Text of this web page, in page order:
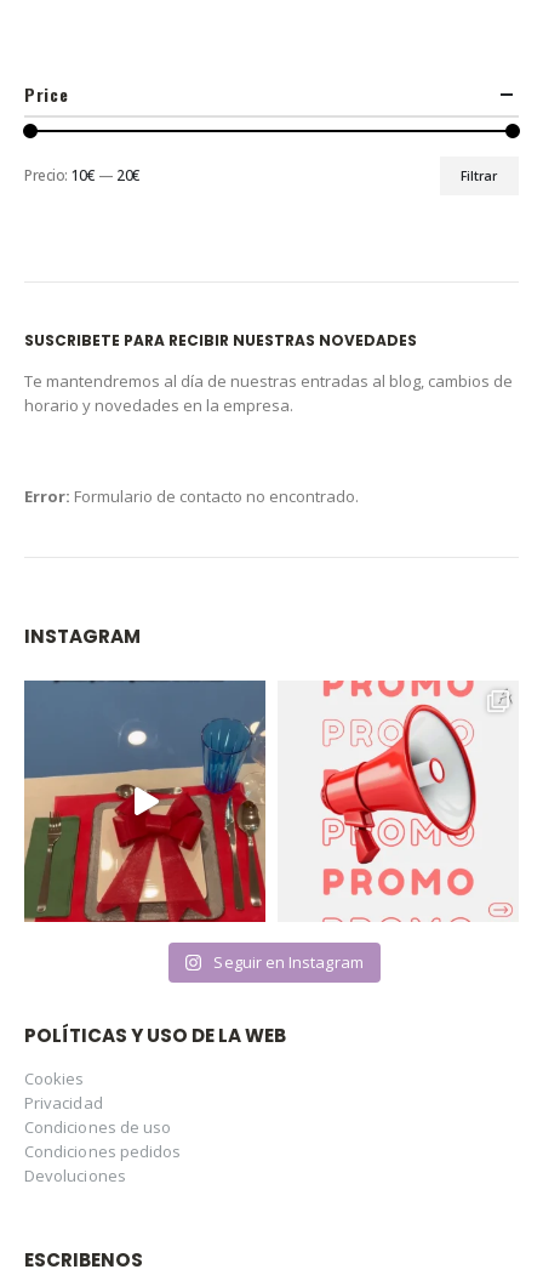
Price
Filtrar
Precio: 10€ — 20€
SUSCRIBETE PARA RECIBIR NUESTRAS NOVEDADES
Te mantendremos al día de nuestras entradas al blog, cambios de
horario y novedades en la empresa.
Error: Formulario de contacto no encontrado.
INSTAGRAM
Seguir en Instagram
POLÍTICAS Y USO DE LA WEB
Cookies
Privacidad
Condiciones de uso
Condiciones pedidos
Devoluciones
ESCRIBENOS